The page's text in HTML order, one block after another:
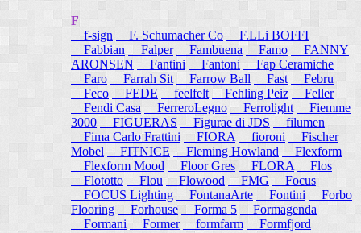
F
f-sign
F. Schumacher Co
F.LLi BOFFI
Fabbian
Falper Fambuena Famo
FANNY
ARONSEN
Fantini Fantoni
Fap Ceramiche
Faro
Farrah Sit Farrow Ball Fast
Febru
Feco
FEDE feelfelt Fehling Peiz
Feller
Fendi Casa
FerreroLegno Ferrolight
Fiemme
3000
FIGUERAS Figurae di JDS
filumen
Fima Carlo Frattini
FIORA fioroni
Fischer
Mobel
FITNICE Fleming Howland
Flexform
Flexform Mood
Floor Gres FLORA
Flos
Flototto
Flou Flowood FMG
Focus
FOCUS Lighting
FontanaArte Fontini
Forbo
Flooring
Forhouse Forma 5
Formagenda
Formani
Former formfarm
Formfjord